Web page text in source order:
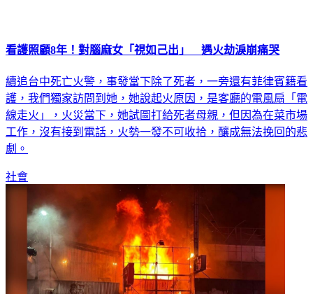
看護照顧8年！對腦麻女「視如己出」 遇火劫淚崩痛哭
續追台中死亡火警，事發當下除了死者，一旁還有菲律賓籍看
護，我們獨家訪問到她，她說起火原因，是客廳的電風扇「電
線走火」，火災當下，她試圖打給死者母親，但因為在菜市場
工作，沒有接到電話，火勢一發不可收拾，釀成無法挽回的悲
劇。
社會